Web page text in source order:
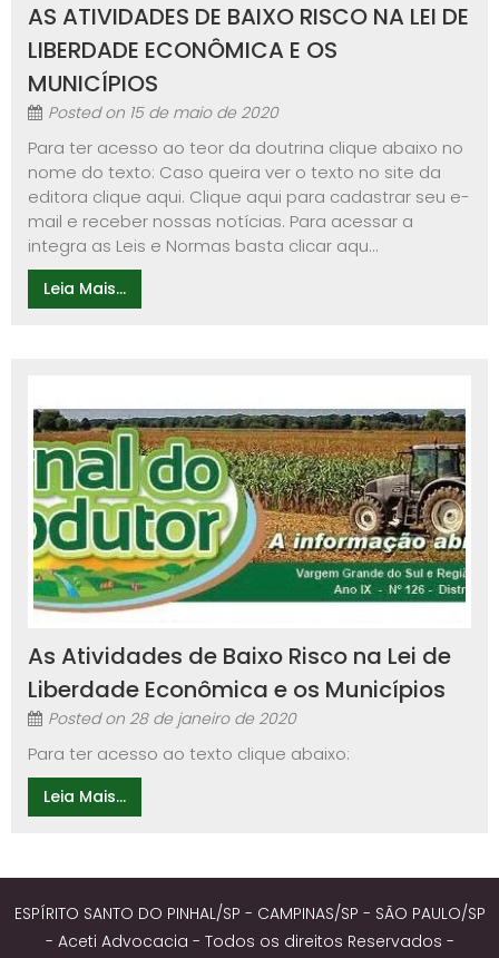
AS ATIVIDADES DE BAIXO RISCO NA LEI DE
LIBERDADE ECONÔMICA E OS
MUNICÍPIOS
Posted on 15 de maio de 2020
Para ter acesso ao teor da doutrina clique abaixo no
nome do texto: Caso queira ver o texto no site da
editora clique aqui. Clique aqui para cadastrar seu e-
mail e receber nossas notícias. Para acessar a
integra as Leis e Normas basta clicar aqu...
Leia Mais...
As Atividades de Baixo Risco na Lei de
Liberdade Econômica e os Municípios
Posted on 28 de janeiro de 2020
Para ter acesso ao texto clique abaixo:
Leia Mais...
ESPÍRITO SANTO DO PINHAL/SP - CAMPINAS/SP - SÃO PAULO/SP
- Aceti Advocacia - Todos os direitos Reservados -